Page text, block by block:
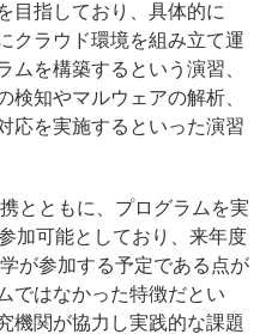
目指しており、具体的に
クラウド環境を組み立て運
ムを構築するという演習、
検知やマルウェアの解析、
応を実施するといった演習
とともに、プログラムを実
加可能としており、来年度
が参加する予定である点が
ではなかった特徴だとい
機関が協力し実践的な課題